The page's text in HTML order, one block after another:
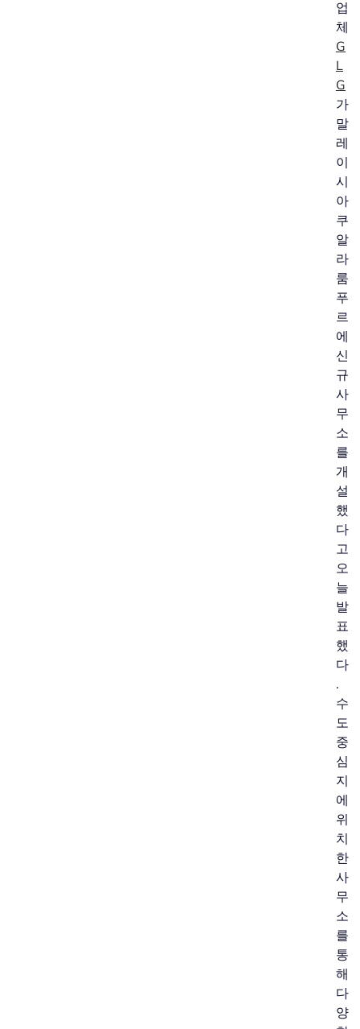
업
체
G
L
G
가
말
레
이
시
아
쿠
알
라
룸
푸
르
에
신
규
사
무
소
를
개
설
했
다
고
오
늘
발
표
했
다
.
수
도
중
심
지
에
위
치
한
사
무
소
를
통
해
다
양